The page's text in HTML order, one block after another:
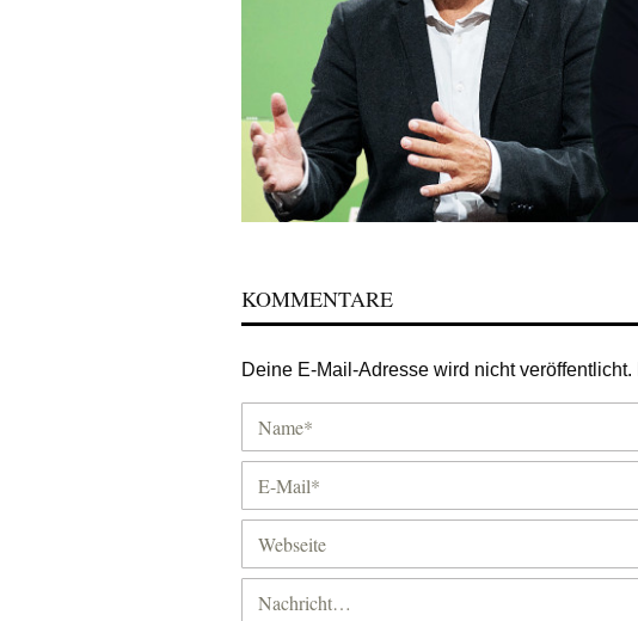
KOMMENTARE
Deine E-Mail-Adresse wird nicht veröffentlicht.